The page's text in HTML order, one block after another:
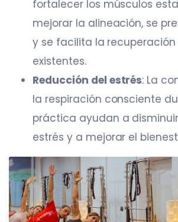
fortalecer los músculos
mejorar la alineación, se
y se facilita la recuperación
existentes.
Reducción del estrés: La
la respiración consciente
práctica ayudan a
estrés y a mejorar el